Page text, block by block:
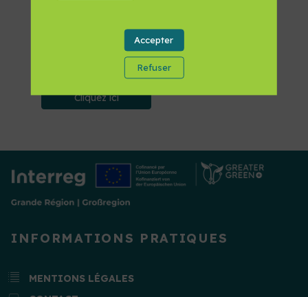
Sed nec magna arcu. Curabitur nisl orci, aliquam
eu convallis non, mattis eu lectus. Aenean
commodo a odio id rutrum. Duis molestie lorem
augue, non placerat sem viverra ut. Aliquam erat
volutpat. Ut vitae nunc lacus.
Cliquez ici
INFORMATIONS PRATIQUES
MENTIONS LÉGALES
Accepter
Refuser